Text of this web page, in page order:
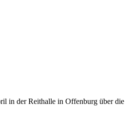
in der Reithalle in Offenburg über die